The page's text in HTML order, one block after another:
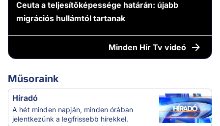
Ceuta a teljesítőképessége határán: újabb
migrációs hullámtól tartanak
Minden Hír Tv videó
Műsoraink
Híradó
A hét minden napján, minden órában
jelentkezünk a legfrissebb hírekkel.